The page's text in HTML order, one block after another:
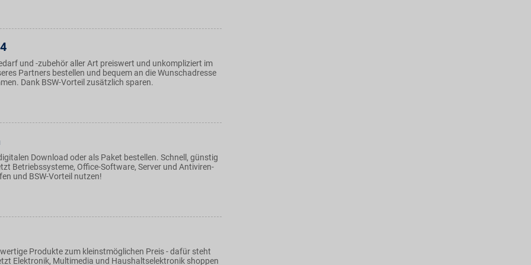
und -zubehör aller Art preiswert und unkompliziert im
Partners bestellen und bequem an die Wunschadresse
Dank BSW-Vorteil zusätzlich sparen.
Download oder als Paket bestellen. Schnell, günstig
Betriebssysteme, Office-Software, Server und Antiviren-
und BSW-Vorteil nutzen!
Produkte zum kleinstmöglichen Preis - dafür steht
Elektronik, Multimedia und Haushaltselektronik shoppen